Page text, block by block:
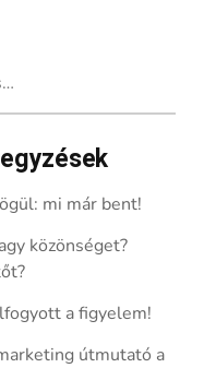
mi már bent!
közönséget?
a figyelem!
útmutató a